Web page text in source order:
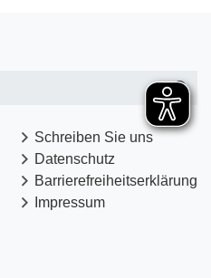
Schreiben Sie uns
Datenschutz
Barrierefreiheitserklärung
Impressum